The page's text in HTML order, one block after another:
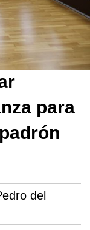
para
del